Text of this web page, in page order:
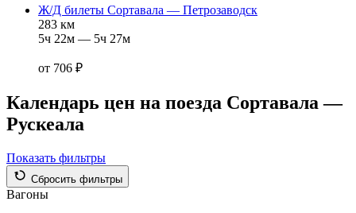
Ж/Д билеты Сортавала — Петрозаводск
283 км
5ч 22м — 5ч 27м
от 706 ₽
Календарь цен на поезда Сортавала —
Рускеала
Показать фильтры
Сбросить фильтры
Вагоны